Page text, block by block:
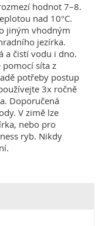
hodnot 7–8.
nad 10°C.
jiným vhodným
jezírka.
a čistí vodu i dno.
pomocí síta z
potřeby postup
3x ročně
Doporučená
V zimě lze
nebo pro
ryb. Nikdy